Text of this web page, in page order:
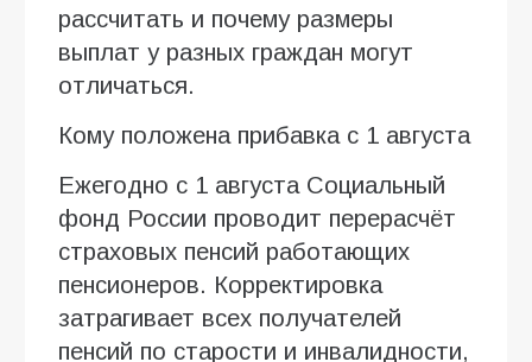
рассчитать и почему размеры
выплат у разных граждан могут
отличаться.
Кому положена прибавка с 1 августа
Ежегодно с 1 августа Социальный
фонд России проводит перерасчёт
страховых пенсий работающих
пенсионеров. Корректировка
затрагивает всех получателей
пенсий по старости и инвалидности,